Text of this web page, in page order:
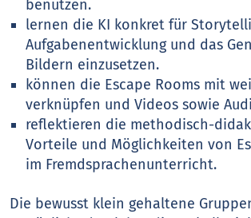
benutzen.
lernen die KI konkret für
Aufgabenentwicklung und das
Bildern einzusetzen.
können die Escape Rooms mit
verknüpfen und Videos sowie
reflektieren die methodisch-
Vorteile und Möglichkeiten von
im Fremdsprachenunterricht.
Die bewusst klein gehaltene